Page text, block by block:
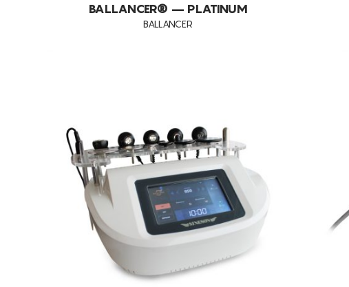
BALLANCER® – PLATINUM
BALLANCER